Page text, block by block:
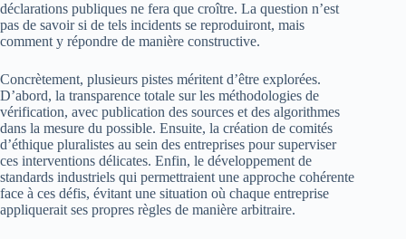
déclarations publiques ne fera que croître. La question n’est
pas de savoir si de tels incidents se reproduiront, mais
comment y répondre de manière constructive.
Concrètement, plusieurs pistes méritent d’être explorées.
D’abord, la transparence totale sur les méthodologies de
vérification, avec publication des sources et des algorithmes
dans la mesure du possible. Ensuite, la création de comités
d’éthique pluralistes au sein des entreprises pour superviser
ces interventions délicates. Enfin, le développement de
standards industriels qui permettraient une approche cohérente
face à ces défis, évitant une situation où chaque entreprise
appliquerait ses propres règles de manière arbitraire.